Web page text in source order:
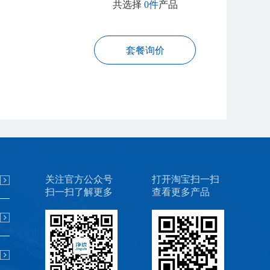
共选择 0件产品
套餐询价
关注官方公众号
扫一扫了解更多
打开淘宝扫一扫
查看更多产品